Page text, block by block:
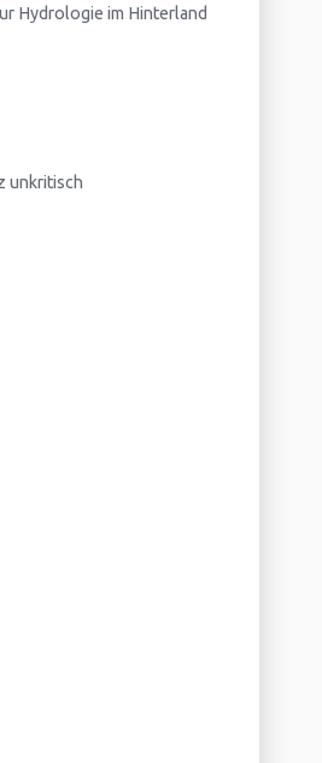
Hydrologie im Hinterland
unkritisch